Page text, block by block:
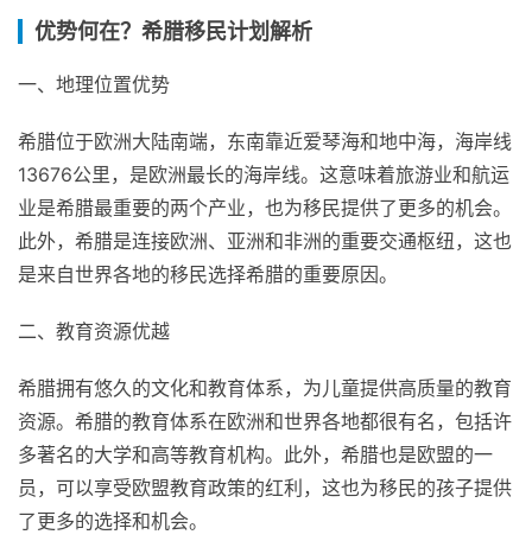
优势何在？希腊移民计划解析
一、地理位置优势
希腊位于欧洲大陆南端，东南靠近爱琴海和地中海，海岸线
13676公里，是欧洲最长的海岸线。这意味着旅游业和航运
业是希腊最重要的两个产业，也为移民提供了更多的机会。
此外，希腊是连接欧洲、亚洲和非洲的重要交通枢纽，这也
是来自世界各地的移民选择希腊的重要原因。
二、教育资源优越
希腊拥有悠久的文化和教育体系，为儿童提供高质量的教育
资源。希腊的教育体系在欧洲和世界各地都很有名，包括许
多著名的大学和高等教育机构。此外，希腊也是欧盟的一
员，可以享受欧盟教育政策的红利，这也为移民的孩子提供
了更多的选择和机会。